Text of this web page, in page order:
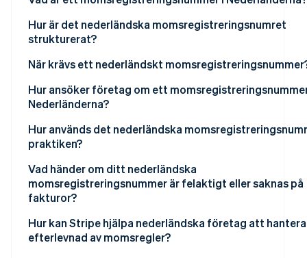
Hur är det nederländska momsregistreringsnumret
strukturerat?
När krävs ett nederländskt
Hur ansöker företag om ett
Nederländerna?
Om ditt företag är baserat i Nederländerna
Om ditt företag inte är baserat i Nederländerna
Hur används det nederländska
praktiken?
Fakturor
Upplysningar på webbplatser
Omvänd skattskyldighet
VAT OSS-rapportering
Vad händer om ditt nederländska
momsregistreringsnummer är felaktigt eller saknas på
fakturor?
Hur kan Stripe hjälpa nederländska företag att hantera
efterlevnad av momsregler?